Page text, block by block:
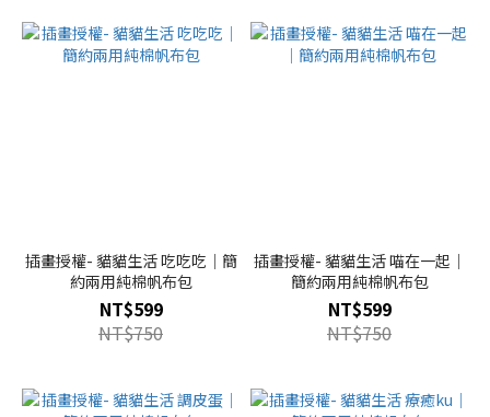
插畫授權- 貓貓生活 吃吃吃｜簡
約兩用純棉帆布包
NT$599
NT$750
插畫授權- 貓貓生活 喵在一起｜
簡約兩用純棉帆布包
NT$599
NT$750